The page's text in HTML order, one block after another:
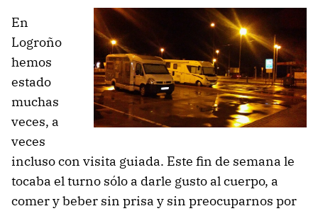
En
Logroño
hemos
estado
muchas
veces, a
veces
incluso con visita guiada. Este fin de semana le
tocaba el turno sólo a darle gusto al cuerpo, a
comer y beber sin prisa y sin preocuparnos por